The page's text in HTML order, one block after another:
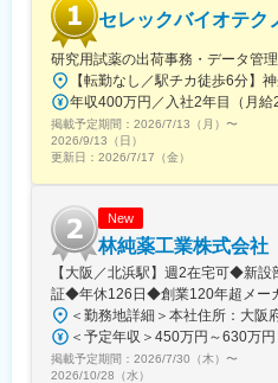
セレックバイオテク
研究用試薬の出荷事務・データ管
掲載予定期間： 2026/7/13（月） 〜
2026/9/13（日）
更新日： 2026/7/17（金）
New
林純薬工業株式会社
【大阪／北浜駅】週2在宅可◆新
証◆年休126日◆創業120年超メー
掲載予定期間： 2026/7/30（木） 〜
2026/10/28（水）